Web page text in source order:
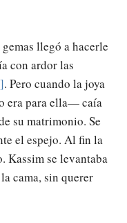
llegó a hacerle
con ardor las
. Pero cuando la joya
era para ella— caía
su matrimonio. Se
el espejo. Al fin la
Kassim se levantaba
cama, sin querer